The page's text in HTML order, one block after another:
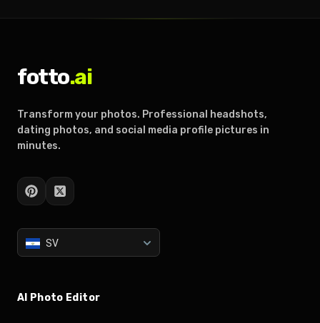
fotto.ai
Transform your photos. Professional headshots,
dating photos, and social media profile pictures in
minutes.
SV
AI Photo Editor